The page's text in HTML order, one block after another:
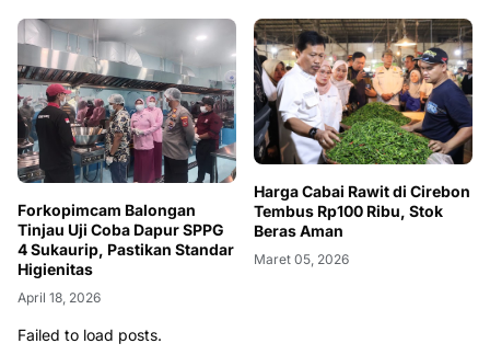
Forkopimcam Balongan
Tinjau Uji Coba Dapur SPPG
4 Sukaurip, Pastikan Standar
Higienitas
April 18, 2026
Harga Cabai Rawit di Cirebon
Tembus Rp100 Ribu, Stok
Beras Aman
Maret 05, 2026
Failed to load posts.